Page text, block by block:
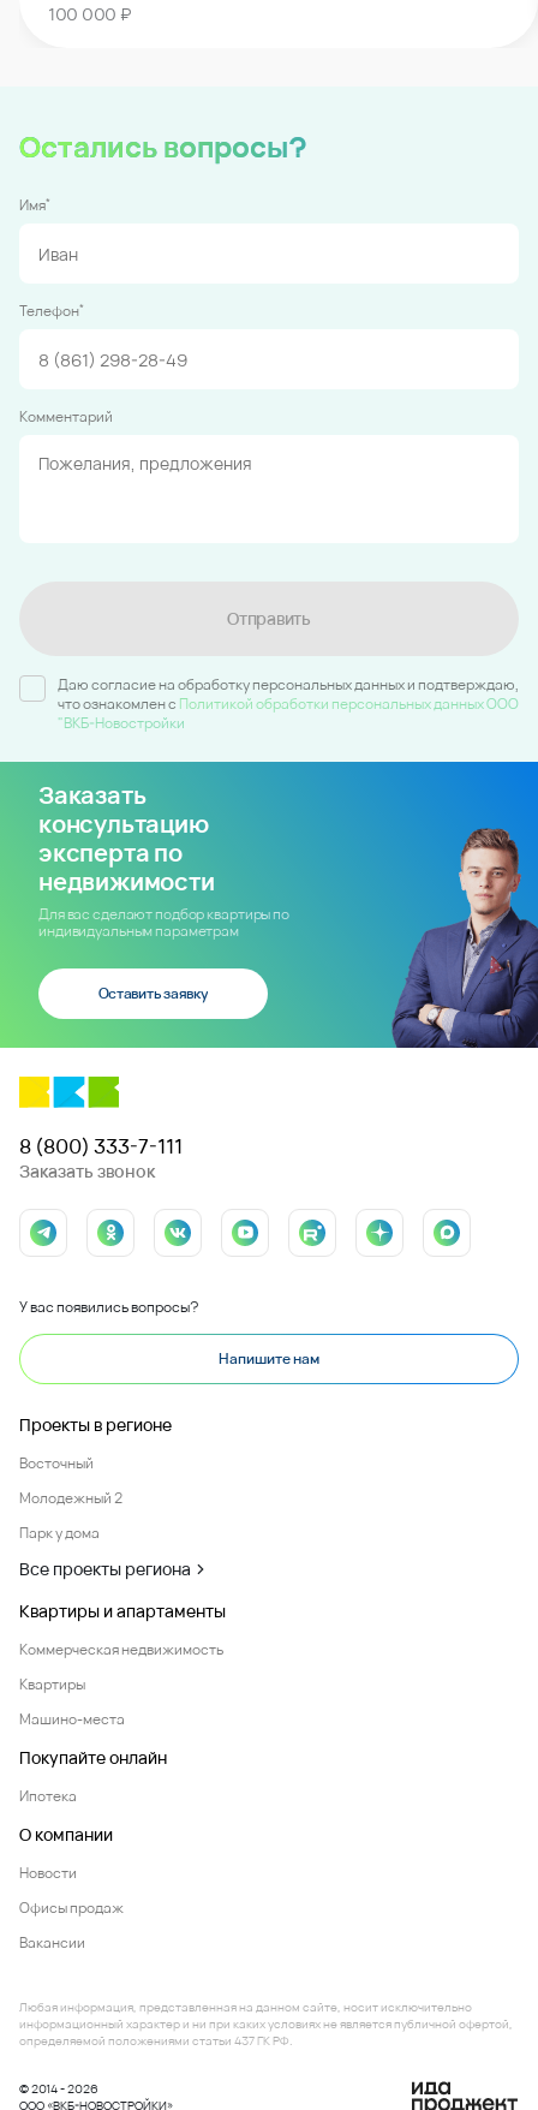
100 000 ₽
Остались вопросы?
Имя*
Телефон*
Комментарий
Отправить
Даю согласие на обработку персональных данных и подтверждаю,
что ознакомлен c Политикой обработки персональных данных ООО
"ВКБ-Новостройки
Заказать
консультацию
эксперта по
недвижимости
Для вас сделают подбор квартиры по
индивидуальным параметрам
Оставить заявку
8 (800) 333-7-111
Заказать звонок
У вас появились вопросы?
Напишите нам
Проекты в регионе
Восточный
Молодежный 2
Парк у дома
Все проекты региона
Квартиры и апартаменты
Коммерческая недвижимость
Квартиры
Машино-места
Покупайте онлайн
Ипотека
О компании
Новости
Офисы продаж
Вакансии
© 2014 - 2026
ООО «ВКБ-НОВОСТРОЙКИ»
Любая информация, представленная на данном сайте, носит исключительно
информационный характер и ни при каких условиях не является публичной офертой,
определяемой положениями статьи 437 ГК РФ.